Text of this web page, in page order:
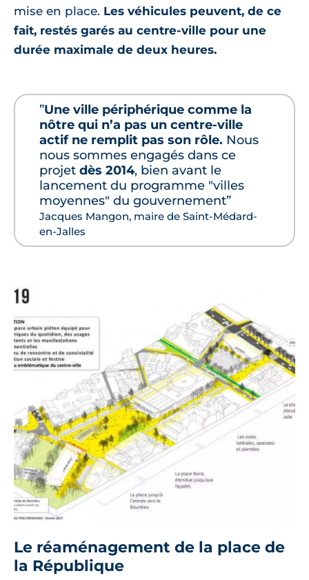
mise en place. Les véhicules peuvent, de ce
fait, restés garés au centre-ville pour une
durée maximale de deux heures.
”Une ville périphérique comme la
nôtre qui n’a pas un centre-ville
actif ne remplit pas son rôle. Nous
nous sommes engagés dans ce
projet dès 2014, bien avant le
lancement du programme "villes
moyennes" du gouvernement”
Jacques Mangon, maire de Saint-Médard-
en-Jalles
Le réaménagement de la place de
la République